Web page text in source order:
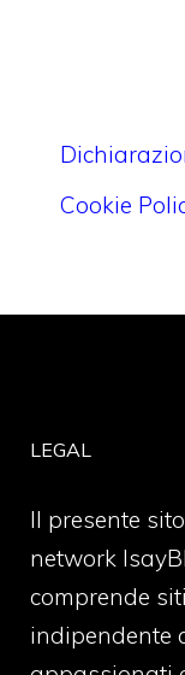
Cookie
LEGAL
Il presente
network
comprende
indipendente